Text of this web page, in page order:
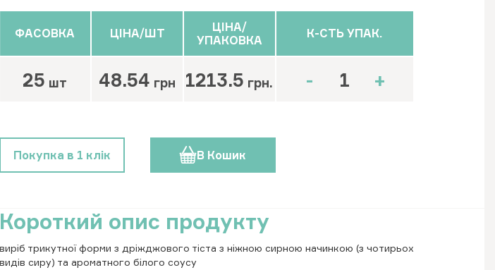
ФАСОВКА
25 шт
ЦІНА/ШТ
48.54 грн
ЦІНА/
УПАКОВКА
1213.5 грн.
К-СТЬ УПАК.
- +
Покупка в 1 клік В Кошик
Короткий опис продукту
виріб трикутної форми з дріжджового тіста з ніжною сирною начинкою (з чотирьох
видів сиру) та ароматного білого соусу